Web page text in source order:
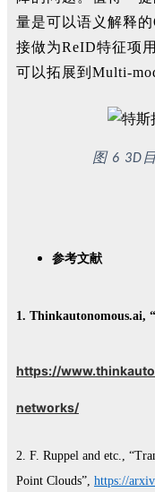
量是可以语义解释
接做为ReID特征项
可以拓展到Multi-
图 6 3D
参考文献
1. Thinkautonomous.ai,
https://
networks/
2. F. Ruppel and etc.,
Point Clouds”, https://